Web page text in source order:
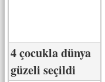
4 çocukla dünya
güzeli seçildi